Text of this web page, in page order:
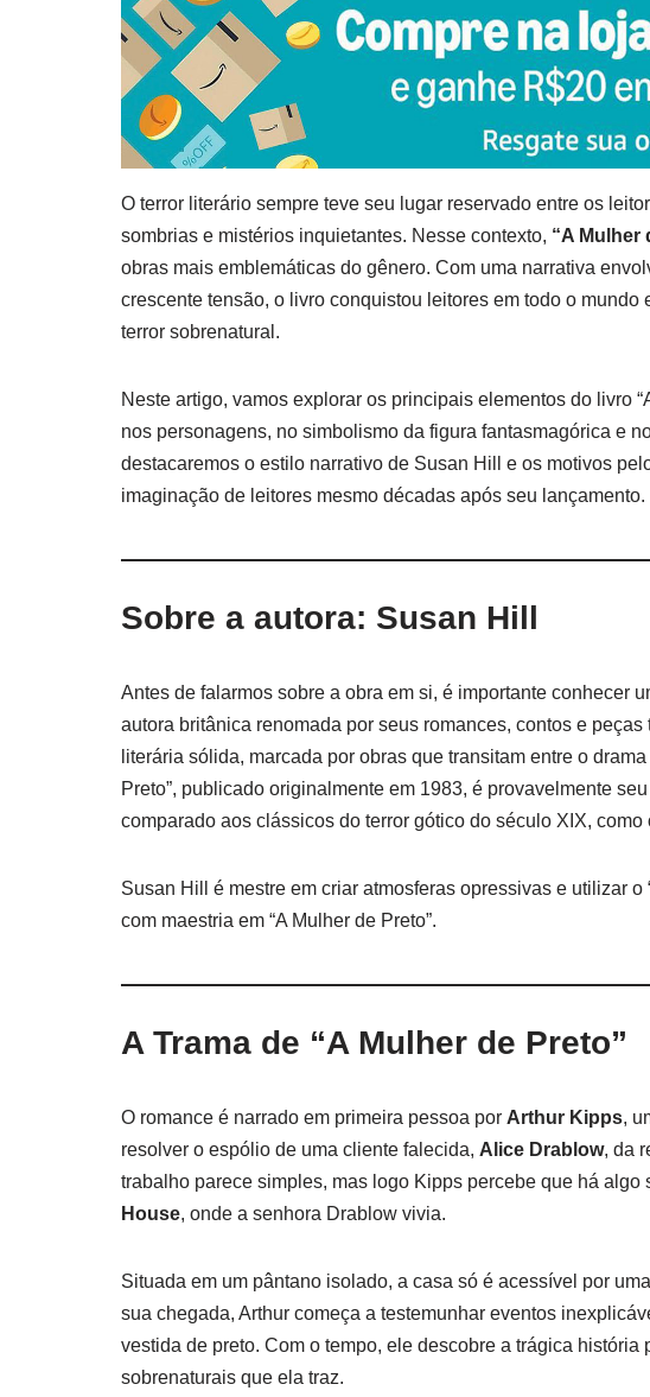
O terror literário sempre teve seu lugar reservado entre os
sombrias e mistérios inquietantes. Nesse contexto, “A Mulher
obras mais emblemáticas do gênero. Com uma narrativa
crescente tensão, o livro conquistou leitores em todo o
terror sobrenatural.
Neste artigo, vamos explorar os principais elementos do livro
nos personagens, no simbolismo da figura fantasmagórica e
destacaremos o estilo narrativo de Susan Hill e os motivos
imaginação de leitores mesmo décadas após seu lançamento.
Sobre a autora: Susan Hill
Antes de falarmos sobre a obra em si, é importante conhecer
autora britânica renomada por seus romances, contos e
literária sólida, marcada por obras que transitam entre o
Preto”, publicado originalmente em 1983, é provavelmente
comparado aos clássicos do terror gótico do século XIX,
Susan Hill é mestre em criar atmosferas opressivas e utilizar
com maestria em “A Mulher de Preto”.
A Trama de “A Mulher de Preto”
O romance é narrado em primeira pessoa por Arthur Kipps,
resolver o espólio de uma cliente falecida, Alice Drablow, da
trabalho parece simples, mas logo Kipps percebe que há algo
House, onde a senhora Drablow vivia.
Situada em um pântano isolado, a casa só é acessível por
sua chegada, Arthur começa a testemunhar eventos
vestida de preto. Com o tempo, ele descobre a trágica
sobrenaturais que ela traz.